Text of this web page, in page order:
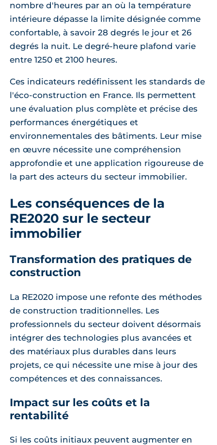
nombre d'heures par an où la température
intérieure dépasse la limite désignée comme
confortable, à savoir 28 degrés le jour et 26
degrés la nuit. Le degré-heure plafond varie
entre 1250 et 2100 heures.
Ces indicateurs redéfinissent les standards de
l'éco-construction en France. Ils permettent
une évaluation plus complète et précise des
performances énergétiques et
environnementales des bâtiments. Leur mise
en œuvre nécessite une compréhension
approfondie et une application rigoureuse de
la part des acteurs du secteur immobilier.
Les conséquences de la
RE2020 sur le secteur
immobilier
Transformation des pratiques de
construction
La RE2020 impose une refonte des méthodes
de construction traditionnelles. Les
professionnels du secteur doivent désormais
intégrer des technologies plus avancées et
des matériaux plus durables dans leurs
projets, ce qui nécessite une mise à jour des
compétences et des connaissances.
Impact sur les coûts et la
rentabilité
Si les coûts initiaux peuvent augmenter en